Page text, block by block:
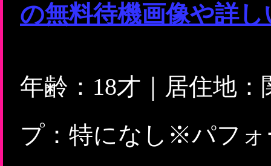
の無料待機画像や詳
年齢：18才｜居住地
プ：特になし※パフォ